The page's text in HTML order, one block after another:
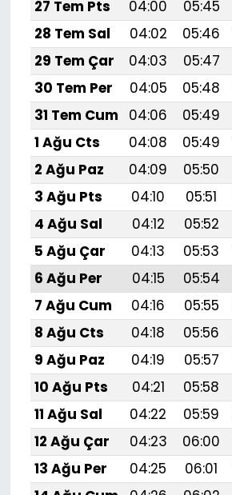
27 Tem Pts
04:00 05:45
28 Tem Sal
04:02 05:46
29 Tem Çar
04:03 05:47
30 Tem Per
04:05 05:48
31 Tem Cum
04:06 05:49
1 Ağu Cts
04:08 05:49
2 Ağu Paz
04:09 05:50
3 Ağu Pts
04:10 05:51
4 Ağu Sal
04:12 05:52
5 Ağu Çar
04:13 05:53
6 Ağu Per
04:15 05:54
7 Ağu Cum
04:16 05:55
8 Ağu Cts
04:18 05:56
9 Ağu Paz
04:19 05:57
10 Ağu Pts
04:21 05:58
11 Ağu Sal
04:22 05:59
12 Ağu Çar
04:23 06:00
13 Ağu Per
04:25 06:01